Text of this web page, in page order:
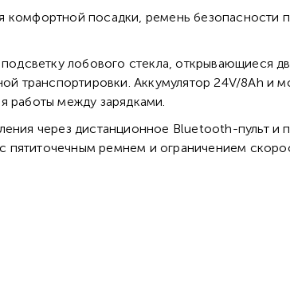
посадки, ремень безопасности
лобового стекла, открывающиеся
транспортировки. Аккумулятор 24V/8Ah и
работы между зарядками.
через дистанционное Bluetooth-пульт и
пятиточечным ремнем и ограничением